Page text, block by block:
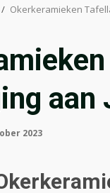
Okerkeramieken
2023